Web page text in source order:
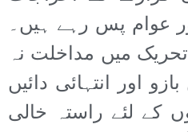
عوام پس رہے ہیں۔
میں مداخلت نہ
اور انتہائی دائیں
کے لئے راستہ خالی